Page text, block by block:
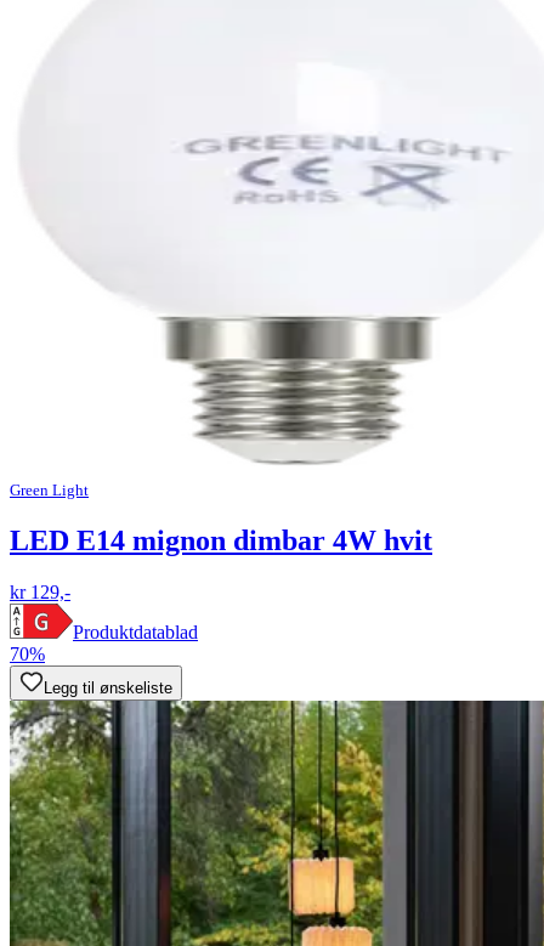
Green Light
LED E14 mignon dimbar 4W hvit
kr 129,-
Produktdatablad
70%
Legg til ønskeliste